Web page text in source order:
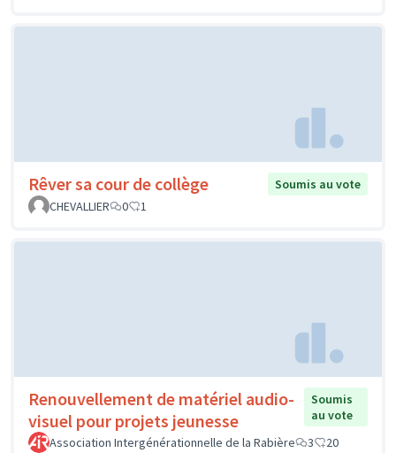
Rêver sa cour de collège
Soumis au vote
CHEVALLIER
0 1
Renouvellement de matériel audio-
visuel pour projets jeunesse
Soumis
au vote
Association Intergénérationnelle de la Rabière
3 20